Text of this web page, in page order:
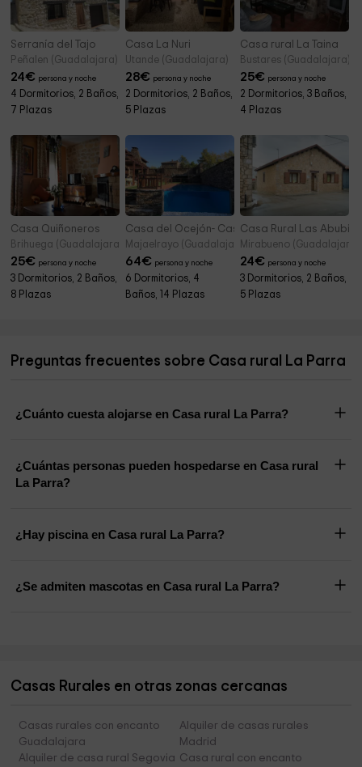
Serranía del Tajo
Peñalen (Guadalajara)
24€ persona y noche
4 Dormitorios, 2 Baños,
7 Plazas
Casa La Nuri
Utande (Guadalajara)
28€ persona y noche
2 Dormitorios, 2 Baños,
5 Plazas
Casa rural La Taina
Bustares (Guadalajara)
25€ persona y noche
2 Dormitorios, 3 Baños,
4 Plazas
Casa Quiñoneros
Brihuega (Guadalajara)
25€ persona y noche
3 Dormitorios, 2 Baños,
8 Plazas
Casa del Ocejón- Casona
Majaelrayo (Guadalajara)
64€ persona y noche
6 Dormitorios, 4
Baños, 14 Plazas
Casa Rural Las
Mirabueno (Guadalajara)
24€ persona y noche
3 Dormitorios, 2 Baños,
5 Plazas
Preguntas frecuentes sobre Casa rural La Parra
¿Cuánto cuesta alojarse en Casa rural La Parra?
¿Cuántas personas pueden hospedarse en Casa rural
La Parra?
¿Hay piscina en Casa rural La Parra?
¿Se admiten mascotas en Casa rural La Parra?
Casas Rurales en otras zonas cercanas
Casas rurales con encanto
Guadalajara
Alquiler de casas rurales
Madrid
Alquiler de casa rural Segovia Casa rural con encanto